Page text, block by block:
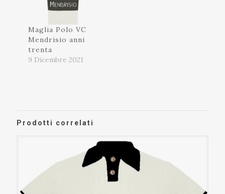
Maglia Polo VC
Mendrisio anni
trenta
9 Dicembre 2021
Prodotti correlati